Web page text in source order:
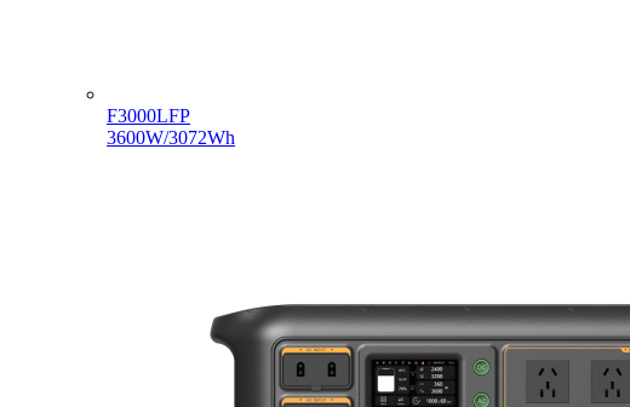
F3000LFP
3600W/3072Wh